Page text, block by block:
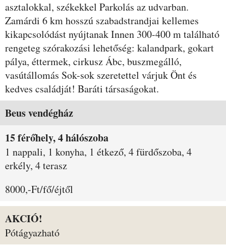
asztalokkal, székekkel Parkolás az udvarban.
Zamárdi 6 km hosszú szabadstrandjai kellemes
kikapcsolódást nyújtanak Innen 300-400 m található
rengeteg szórakozási lehetőség: kalandpark, gokart
pálya, éttermek, cirkusz Ábc, buszmegálló,
vasútállomás Sok-sok szeretettel várjuk Önt és
kedves családját! Baráti társaságokat.
Szobák és árak
Beus vendégház
15 férőhely, 4 hálószoba
1 nappali, 1 konyha, 1 étkező, 4 fürdőszoba, 4
erkély, 4 terasz
8000,-Ft/fő/éjtől
AKCIÓ!
Pótágyazható